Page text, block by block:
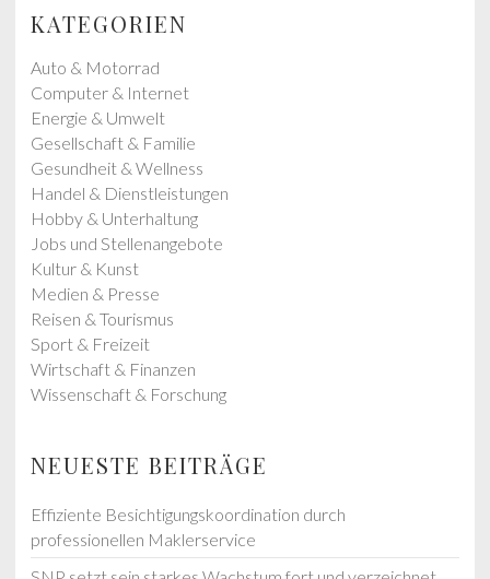
t
s
t
:
KATEGORIEN
Auto & Motorrad
Computer & Internet
Energie & Umwelt
Gesellschaft & Familie
Gesundheit & Wellness
Handel & Dienstleistungen
Hobby & Unterhaltung
Jobs und Stellenangebote
Kultur & Kunst
Medien & Presse
Reisen & Tourismus
Sport & Freizeit
Wirtschaft & Finanzen
Wissenschaft & Forschung
NEUESTE BEITRÄGE
Effiziente Besichtigungskoordination durch
professionellen Maklerservice